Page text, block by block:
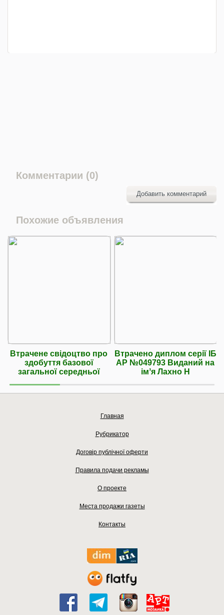
Комментарии (0)
Добавить комментарий
Похожие объявления
Втрачене свідоцтво про
здобуття базової
загальної середньої
Втрачено диплом серії ІБ
АР №049793 Виданий на
імʼя Лахно Н
Главная
Рубрикатор
Договір публічної оферти
Правила подачи рекламы
О проекте
Места продажи газеты
Контакты